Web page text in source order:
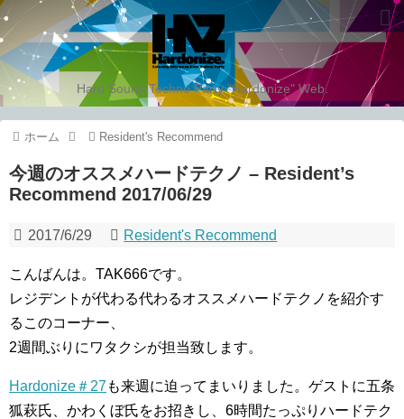
Hard Sound Techno Party "Hardonize" Web.
ホーム Resident's Recommend
今週のオススメハードテクノ – Resident’s
Recommend 2017/06/29
2017/6/29 Resident's Recommend
こんばんは。TAK666です。
レジデントが代わる代わるオススメハードテクノを紹介す
るこのコーナー、
2週間ぶりにワタクシが担当致します。
Hardonize＃27 も来週に迫ってまいりました。ゲストに五条
狐萩氏、かわくぼ氏をお招きし、6時間たっぷりハードテク